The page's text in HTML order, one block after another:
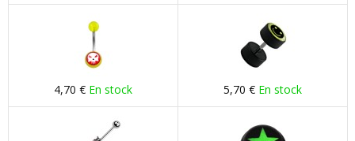
4,70 € En stock 5,70 € En stock